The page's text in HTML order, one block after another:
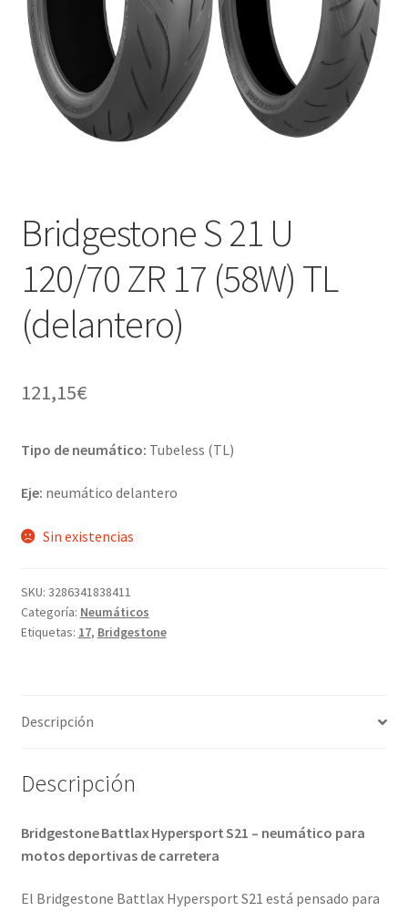
Bridgestone S 21 U
120/70 ZR 17 (58W) TL
(delantero)
121,15€
Tipo de neumático: Tubeless (TL)
Eje: neumático delantero
Sin existencias
SKU: 3286341838411
Categoría: Neumáticos
Etiquetas: 17, Bridgestone
Descripción
Descripción
Bridgestone Battlax Hypersport S21 – neumático para
motos deportivas de carretera
El Bridgestone Battlax Hypersport S21 está pensado para